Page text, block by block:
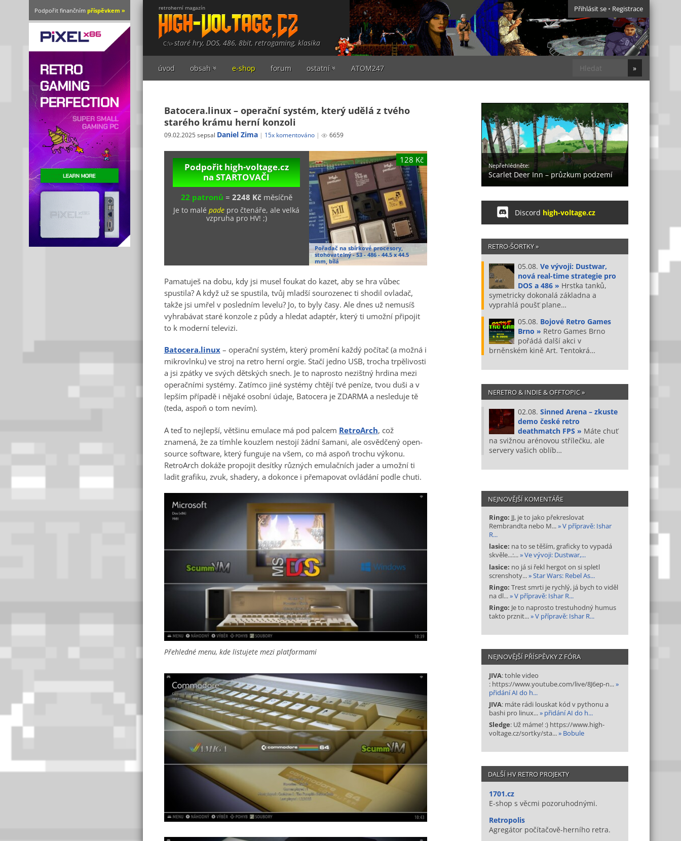
retroherní magazín
staré hry, DOS, 486, 8bit, retrogaming, klasika
Přihlásit se • Registrace
úvod obsah e-shop forum ostatní ATOM247
Batocera.linux – operační systém, který udělá z tvého
starého krámu herní konzoli
09.02.2025 sepsal Daniel Zima 15x komentováno 6659
Podpořit high-voltage.cz
na STARTOVAČI
22 patronů = 2248 Kčměsíčně
Je to malépade pro čtenáře, ale velká
vzpruha pro HV! ;)
128 Kč
Pořadač na sbírkové procesory,
stohovatelný - S3 - 486 - 44.5 x 44.5
mm, bílá
Pamatuješ na dobu, kdy jsi musel foukat do kazet, aby se hra vůbec
spustila? A když už se spustila, tvůj mladší sourozenec ti shodil ovladač,
takže jsi umřel v posledním levelu? Jo, to byly časy. Ale dnes už nemusíš
vyhrabávat staré konzole z půdy a hledat adaptér, který ti umožní připojit
to k moderní televizi.
Batocera.linux– operační systém, který promění každý počítač (a možná i
mikrovlnku) ve stroj na retro herní orgie. Stačí jedno USB, trocha trpělivosti
a jsi zpátky ve svých dětských snech. Je to naprosto nezištný hrdina mezi
operačními systémy. Zatímco jiné systémy chtějí tvé peníze, tvou duši a v
lepším případě i nějaké osobní údaje, Batocera je ZDARMA a nesleduje tě
(teda, aspoň o tom nevím).
A teď to nejlepší, většinu emulace má pod palcem RetroArch, což
znamená, že za tímhle kouzlem nestojí žádní šamani, ale osvědčený open-
source software, který funguje na všem, co má aspoň trochu výkonu.
RetroArch dokáže propojit desítky různých emulačních jader a umožní ti
ladit grafiku, zvuk, shadery, a dokonce i přemapovat ovládání podle chuti.
Přehledné menu, kde listujete mezi platformami
Nepřehlédněte:
Scarlet Deer Inn – průzkum podzemí
Discord high-voltage.cz
RETRO-ŠORTKY »
05.08. Ve vývoji: Dustwar,
nová real-time strategie pro
DOS a 486 » Hrstka tanků,
symetricky dokonalá základna a
vyprahlá poušť plane…
05.08. Bojové Retro Games
Brno » Retro Games Brno
pořádá další akci v
brněnském kině Art. Tentokrá…
NERETRO & INDIE & OFFTOPIC »
02.08. Sinned Arena – zkuste
demo české retro
deathmatch FPS » Máte chuť
na svižnou arénovou střílečku, ale
servery vašich oblíb…
NEJNOVĚJŠÍ KOMENTÁŘE
Ringo: JJ, je to jako překreslovat
Rembrandta nebo M...» V přípravě: Ishar
R...
lasice: na to se těším, graficky to vypadá
skvěle...:...» Ve vývoji: Dustwar,...
lasice: no já si řekl hergot on si spletl
screnshoty...» Star Wars: Rebel As...
Ringo: Trest smrti je rychlý, já bych to viděl
na dl...» V přípravě: Ishar R...
Ringo: Je to naprosto trestuhodný humus
takto prznit...» V přípravě: Ishar R...
NEJNOVĚJŠÍ PŘÍSPĚVKY Z FÓRA
JIVA: tohle video
: https://www.youtube.com/live/8J6ep-n...»
přidání AI do h...
JIVA: máte rádi louskat kód v pythonu a
bashi pro linux...» přidání AI do h...
Sledge: Už máme! :) https://www.high-
voltage.cz/sortky/sta...» Bobule
DALŠÍ HV RETRO PROJEKTY
1701.cz
E-shop s věcmi pozoruhodnými.
Retropolis
Agregátor počítačově-herního retra.
Podpořit finančním příspěvkem »